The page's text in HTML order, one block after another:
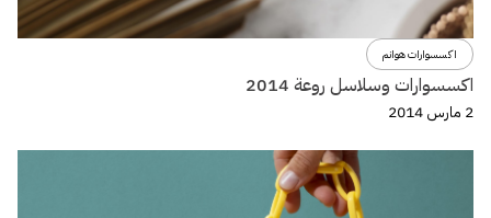
اكسسوارات هوانم
اكسسوارات وسلاسل روعة 2014
2 مارس 2014